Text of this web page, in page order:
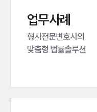
업무사례
형사전문변호사의
맞춤형 법률솔루션